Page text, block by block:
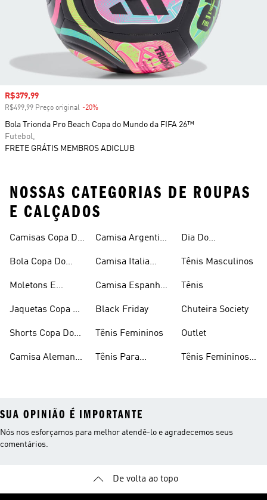
Preço com desconto
R$379,99
R$499,99 Preço original -20%
Bola Trionda Pro Beach Copa do Mundo da FIFA 26™
Futebol,
FRETE GRÁTIS MEMBROS ADICLUB
NOSSAS CATEGORIAS DE ROUPAS
E CALÇADOS
Camisas Copa Do
Bola Copa Do
Moletons E
Mundo 2026
Jaquetas Copa De
Shorts Copa Do
Camisa Alemanha
26
Camisa Argentina
26
Camisa Italia
26
Camisa Espanha
26
Black Friday
Tênis Femininos
Tênis Para
Dia Do
Tênis Masculinos
Tênis
Chuteira Society
Outlet
Tênis Femininos
SUA OPINIÃO É IMPORTANTE
Nós nos esforçamos para melhor atendê-lo e agradecemos seus
comentários.
De volta ao topo